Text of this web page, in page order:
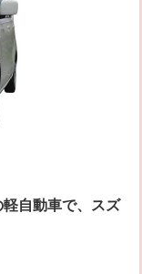
自動車で、スズ